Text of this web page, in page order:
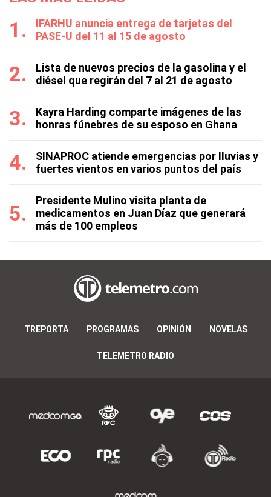
IFARHU anuncia entrega de tarjetas del
PASE-U del 11 al 15 de agosto
Lista de nuevos precios de la gasolina y el
diésel que regirán del 7 al 21 de agosto
Kayra Harding comparte imágenes de las
honras fúnebres de su esposo en Ghana
SINAPROC atiende emergencias por lluvias y
fuertes vientos en varios puntos del país
Presidente Mulino visita planta de
medicamentos en Juan Díaz que generará
más de 100 empleos
TREPORTA PROGRAMAS OPINIÓN NOVELAS
TELEMETRO RADIO